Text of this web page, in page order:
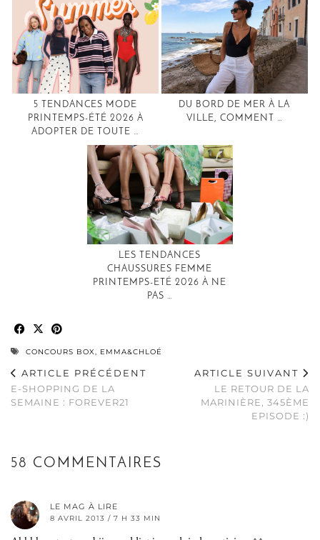
5 TENDANCES MODE
PRINTEMPS-ÉTÉ 2026 À
ADOPTER DE TOUTE …
DU BORD DE MER À LA
VILLE, COMMENT …
LES TENDANCES
CHAUSSURES FEMME
PRINTEMPS-ETÉ 2026 À NE
PAS …
CONCOURS BOX, EMMA&CHLOÉ
ARTICLE PRÉCÉDENT
E-SHOPPING DE LA
SEMAINE : FOREVER21
ARTICLE SUIVANT
LE RETOUR DE LA
MARINIÈRE, 345ÈME
EPISODE :)
58 COMMENTAIRES
LE MAG À LIRE
8 AVRIL 2013 / 7 H 33 MIN